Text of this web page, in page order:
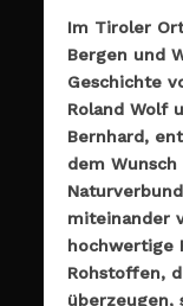
Im Tiroler
Bergen und
Geschichte
Roland Wolf
Bernhard,
dem
miteinander
hochwertige
Rohstoffen,
überzeugen,